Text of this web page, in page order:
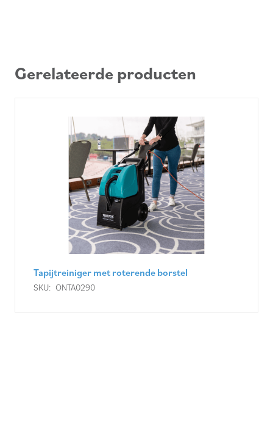
Gerelateerde producten
Tapijtreiniger met roterende borstel
SKU: ONTA0290